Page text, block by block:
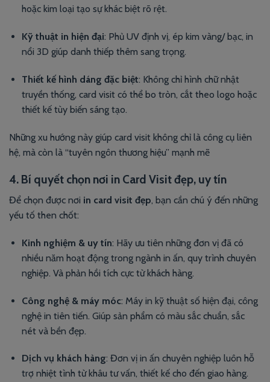
hoặc kim loại tạo sự khác biệt rõ rệt.
Kỹ thuật in hiện đại: Phủ UV định vị, ép kim vàng/ bạc, in
nổi 3D giúp danh thiếp thêm sang trọng.
Thiết kế hình dáng đặc biệt: Không chỉ hình chữ nhật
truyền thống, card visit có thể bo tròn, cắt theo logo hoặc
thiết kế tùy biến sáng tạo.
Những xu hướng này giúp card visit không chỉ là công cụ liên
hệ, mà còn là “tuyên ngôn thương hiệu” mạnh mẽ
4. Bí quyết chọn nơi in Card Visit đẹp, uy tín
Để chọn được nơi in card visit đẹp, bạn cần chú ý đến những
yếu tố then chốt:
Kinh nghiệm & uy tín: Hãy ưu tiên những đơn vị đã có
nhiều năm hoạt động trong ngành in ấn, quy trình chuyên
nghiệp. Và phản hồi tích cực từ khách hàng.
Công nghệ & máy móc: Máy in kỹ thuật số hiện đại, công
nghệ in tiên tiến. Giúp sản phẩm có màu sắc chuẩn, sắc
nét và bền đẹp.
Dịch vụ khách hàng: Đơn vị in ấn chuyên nghiệp luôn hỗ
trợ nhiệt tình từ khâu tư vấn, thiết kế cho đến giao hàng.